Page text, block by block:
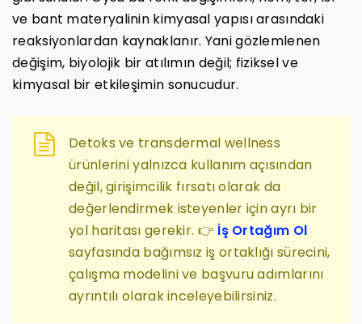
ve bant materyalinin kimyasal yapısı arasındaki
reaksiyonlardan kaynaklanır. Yani gözlemlenen
değişim, biyolojik bir atılımın değil; fiziksel ve
kimyasal bir etkileşimin sonucudur.
Detoks ve transdermal wellness
ürünlerini yalnızca kullanım açısından
değil, girişimcilik fırsatı olarak da
değerlendirmek isteyenler için ayrı bir
yol haritası gerekir. 👉 İş Ortağım Ol
sayfasında bağımsız iş ortaklığı sürecini,
çalışma modelini ve başvuru adımlarını
ayrıntılı olarak inceleyebilirsiniz.